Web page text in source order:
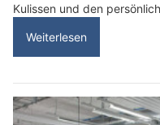
Kulissen und den
Weiterlesen